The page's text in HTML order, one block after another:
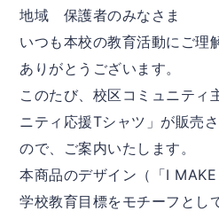
地域　保護者のみなさま
いつも本校の教育活動にご理
ありがとうございます。
このたび、校区コミュニティ
ニティ応援Tシャツ」が販売
ので、ご案内いたします。
本商品のデザイン（「I
学校教育目標をモチーフとし